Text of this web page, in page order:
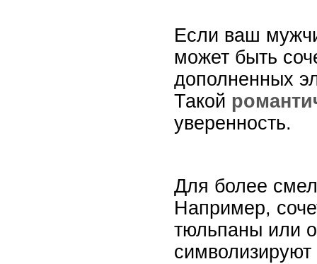
Если ваш
может быть
дополненных
Такой
уверенность.
Для более
Например,
тюльпаны или
символизируют